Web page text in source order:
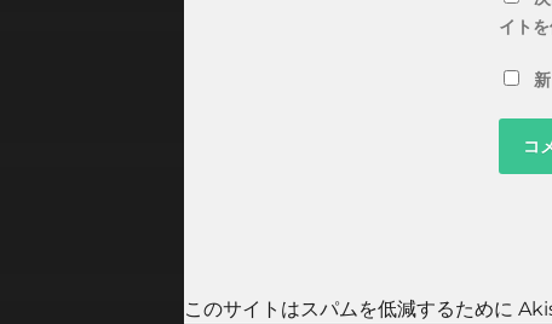
イトを
このサイトはスパムを低減するために